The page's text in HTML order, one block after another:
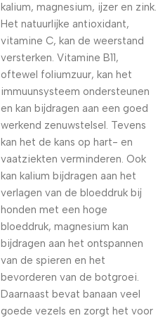
kalium, magnesium, ijzer en zink.
Het natuurlijke antioxidant,
vitamine C, kan de weerstand
versterken. Vitamine B11,
oftewel foliumzuur, kan het
immuunsysteem ondersteunen
en kan bijdragen aan een goed
werkend zenuwstelsel. Tevens
kan het de kans op hart- en
vaatziekten verminderen. Ook
kan kalium bijdragen aan het
verlagen van de bloeddruk bij
honden met een hoge
bloeddruk, magnesium kan
bijdragen aan het ontspannen
van de spieren en het
bevorderen van de botgroei.
Daarnaast bevat banaan veel
goede vezels en zorgt het voor